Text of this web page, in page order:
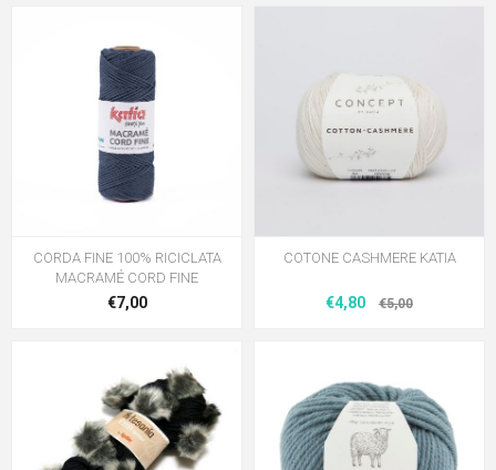
CORDA FINE 100% RICICLATA
MACRAMÉ CORD FINE
€7,00
COTONE CASHMERE KATIA
€4,80 €5,00